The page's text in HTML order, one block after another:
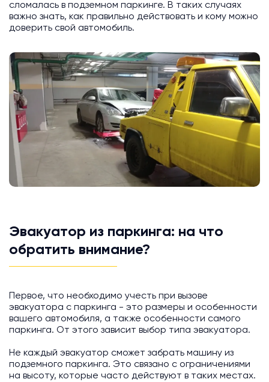
сломалась в подземном паркинге. В таких случаях
важно знать, как правильно действовать и кому можно
доверить свой автомобиль.
Эвакуатор из паркинга: на что
обратить внимание?
Первое, что необходимо учесть при вызове
эвакуатора с паркинга - это размеры и особенности
вашего автомобиля, а также особенности самого
паркинга. От этого зависит выбор типа эвакуатора.
Не каждый эвакуатор сможет забрать машину из
подземного паркинга. Это связано с ограничениями
на высоту, которые часто действуют в таких местах.